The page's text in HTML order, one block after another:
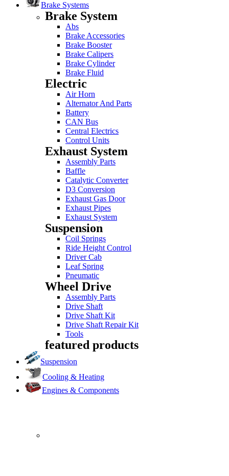
Brake Systems
Brake System
Abs
Brake Accessories
Brake Booster
Brake Calipers
Brake Cylinder
Brake Fluid
Electric
Air Horn
Alternator And Parts
Battery
CAN Bus
Central Electrics
Control Units
Exhaust System
Assembly Parts
Baffle
Catalytic Converter
D3 Conversion
Exhaust Gas Door
Exhaust Pipes
Exhaust System
Suspension
Coil Springs
Ride Height Control
Driver Cab
Leaf Spring
Pneumatic
Wheel Drive
Assembly Parts
Drive Shaft
Drive Shaft Kit
Drive Shaft Repair Kit
Tools
featured products
Suspension
Cooling & Heating
Engines & Components